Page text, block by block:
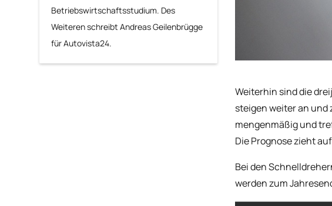
Betriebswirtschaftsstudium. Des
Weiteren schreibt Andreas Geilenbrügge
für Autovista24.
Weiterhin sind die
steigen weiter an und
mengenmäßig und
Die Prognose zieht
Bei den
werden zum